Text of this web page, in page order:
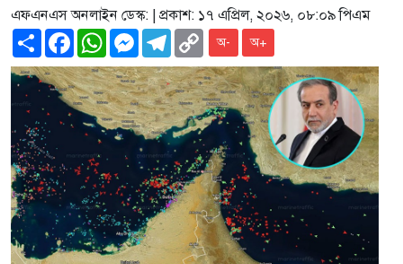
এফএনএস অনলাইন ডেস্ক: | প্রকাশ: ১৭ এপ্রিল, ২০২৬, ০৮:০৯ পিএম
ShareFacebookWhatsAppMessenger
Telegram
Copy
Link
অ- অ+